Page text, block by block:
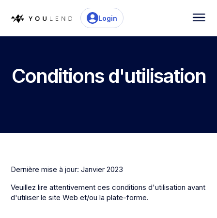
Login
Conditions d'utilisation
Dernière mise à jour: Janvier 2023
Veuillez lire attentivement ces conditions d'utilisation avant
d'utiliser le site Web et/ou la plate-forme.